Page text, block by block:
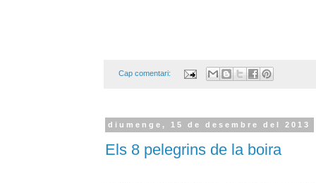
Cap comentari:
diumenge, 15 de desembre del 2013
Els 8 pelegrins de la boira